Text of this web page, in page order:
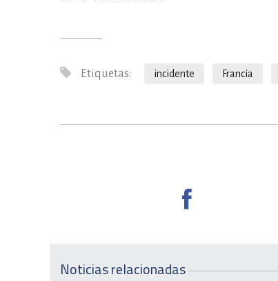
Etiquetas: incidente Francia
Noticias relacionadas